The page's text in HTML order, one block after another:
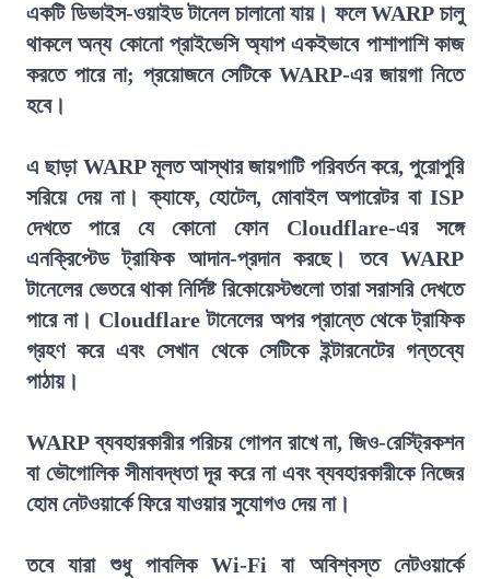
একটি ডিভাইস-ওয়াইড টানেল চালানো যায়। ফলে WARP চালু
থাকলে অন্য কোনো প্রাইভেসি অ্যাপ একইভাবে পাশাপাশি কাজ
করতে পারে না; প্রয়োজনে সেটিকে WARP-এর জায়গা নিতে
হবে।
এ ছাড়া WARP মূলত আস্থার জায়গাটি পরিবর্তন করে, পুরোপুরি
সরিয়ে দেয় না। ক্যাফে, হোটেল, মোবাইল অপারেটর বা ISP
দেখতে পারে যে কোনো ফোন Cloudflare-এর সঙ্গে
এনক্রিপ্টেড ট্রাফিক আদান-প্রদান করছে। তবে WARP
টানেলের ভেতরে থাকা নির্দিষ্ট রিকোয়েস্টগুলো তারা সরাসরি দেখতে
পারে না। Cloudflare টানেলের অপর প্রান্তে থেকে ট্রাফিক
গ্রহণ করে এবং সেখান থেকে সেটিকে ইন্টারনেটের গন্তব্যে
পাঠায়।
WARP ব্যবহারকারীর পরিচয় গোপন রাখে না, জিও-রেস্ট্রিকশন
বা ভৌগোলিক সীমাবদ্ধতা দূর করে না এবং ব্যবহারকারীকে নিজের
হোম নেটওয়ার্কে ফিরে যাওয়ার সুযোগও দেয় না।
তবে যারা শুধু পাবলিক Wi-Fi বা অবিশ্বস্ত নেটওয়ার্কে